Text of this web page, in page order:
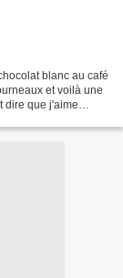
blanc au café
et voilà une
dire que j'aime